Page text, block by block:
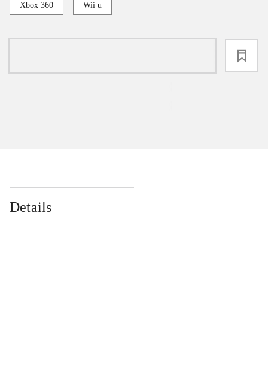
Xbox 360 Wii u
Details